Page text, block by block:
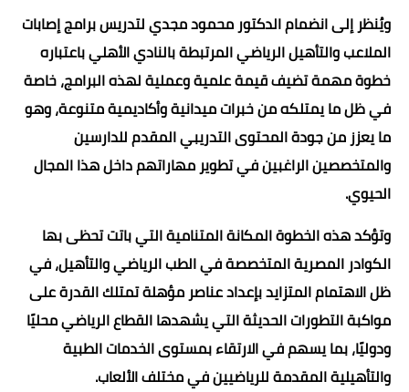
ويُنظر إلى انضمام الدكتور محمود مجدي لتدريس برامج إصابات
الملاعب والتأهيل الرياضي المرتبطة بالنادي الأهلي باعتباره
خطوة مهمة تضيف قيمة علمية وعملية لهذه البرامج، خاصة
في ظل ما يمتلكه من خبرات ميدانية وأكاديمية متنوعة، وهو
ما يعزز من جودة المحتوى التدريبي المقدم للدارسين
والمتخصصين الراغبين في تطوير مهاراتهم داخل هذا المجال
الحيوي.
وتؤكد هذه الخطوة المكانة المتنامية التي باتت تحظى بها
الكوادر المصرية المتخصصة في الطب الرياضي والتأهيل، في
ظل الاهتمام المتزايد بإعداد عناصر مؤهلة تمتلك القدرة على
مواكبة التطورات الحديثة التي يشهدها القطاع الرياضي محليًا
ودوليًا، بما يسهم في الارتقاء بمستوى الخدمات الطبية
والتأهيلية المقدمة للرياضيين في مختلف الألعاب.